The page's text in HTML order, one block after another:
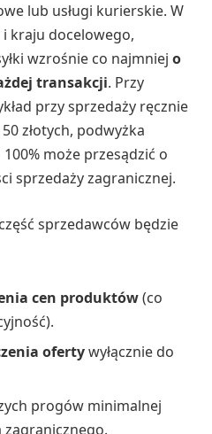
lub usługi kurierskie. W
kraju docelowego,
wzrośnie co najmniej o
transakcji. Przy
przy sprzedaży ręcznie
złotych, podwyżka
może przesądzić o
sprzedaży zagranicznej.
sprzedawców będzie
cen produktów(co
ofertywyłącznie do
progów minimalnej